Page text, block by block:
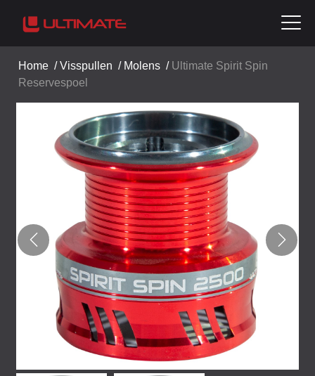
Home /Visspullen / Molens / Ultimate Spirit Spin
Reservespoel